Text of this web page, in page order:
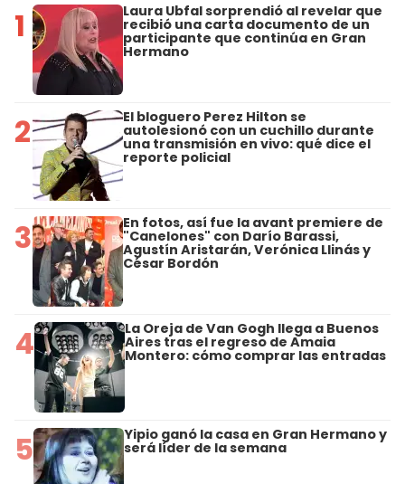
1 Laura Ubfal sorprendió al revelar que
recibió una carta documento de un
participante que continúa en Gran
Hermano
2 El bloguero Perez Hilton se
autolesionó con un cuchillo durante
una transmisión en vivo: qué dice el
reporte policial
3 En fotos, así fue la avant premiere de
"Canelones" con Darío Barassi,
Agustín Aristarán, Verónica Llinás y
César Bordón
4 La Oreja de Van Gogh llega a Buenos
Aires tras el regreso de Amaia
Montero: cómo comprar las entradas
5 Yipio ganó la casa en Gran Hermano y
será líder de la semana